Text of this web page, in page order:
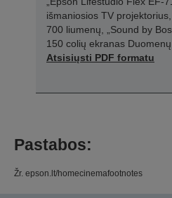
išmaniosios TV
700 liumenų, „Sound by
150 colių ekranas
Atsisiųsti PDF formatu
Pastabos:
Žr. epson.lt/homecinemafootnotes